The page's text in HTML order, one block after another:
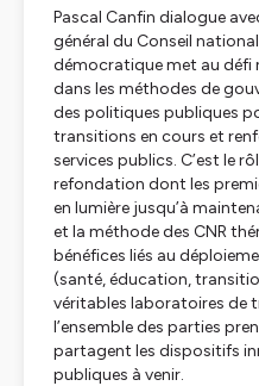
Pascal Canfin dialogue
général du Conseil
démocratique met au défi
dans les méthodes de
des politiques publiques
transitions en cours et
services publics. C’est le
refondation dont les
en lumière jusqu’à
et la méthode des CNR
bénéfices liés au
(santé, éducation,
véritables laboratoires de
l’ensemble des parties
partagent les dispositifs
publiques à venir.